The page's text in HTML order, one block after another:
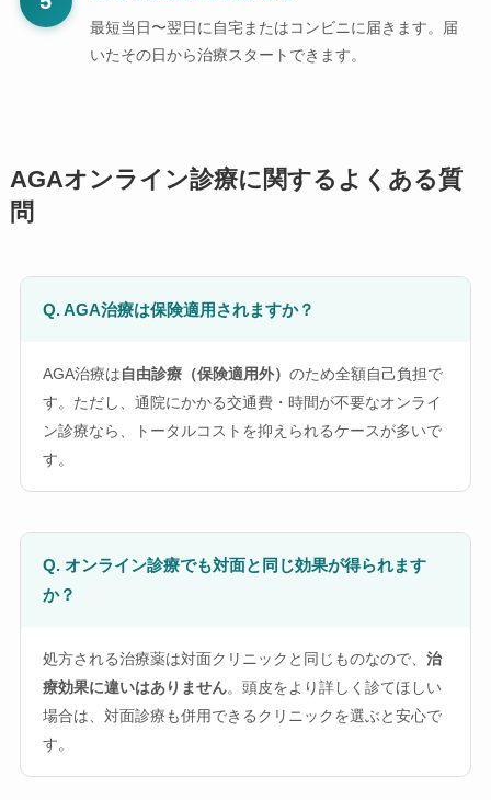
最短当日〜翌日に自宅またはコンビニに届きます。届
いたその日から治療スタートできます。
AGAオンライン診療に関するよくある質
問
Q. AGA治療は保険適用されますか？
AGA治療は自由診療（保険適用外） のため全額自己負担で
す。ただし、通院にかかる交通費・時間が不要なオンライ
ン診療なら、トータルコストを抑えられるケースが多いで
す。
Q. オンライン診療でも対面と同じ効果が得られます
か？
処方される治療薬は対面クリニックと同じものなので、 治
療効果に違いはありません。頭皮をより詳しく診てほしい
場合は、対面診療も併用できるクリニックを選ぶと安心で
す。